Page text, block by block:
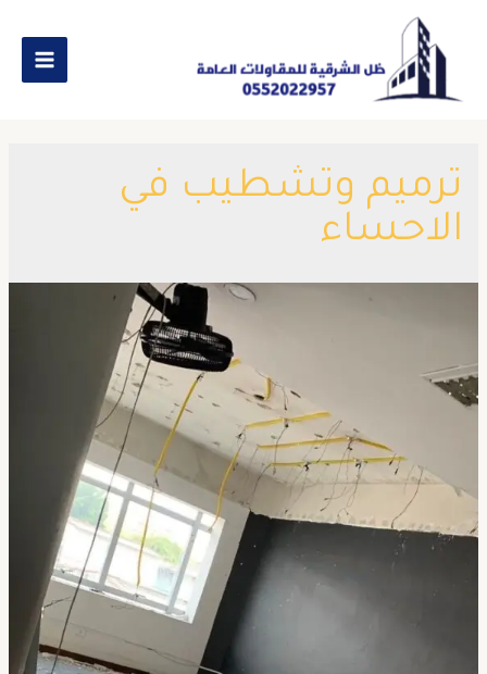
ترميم وتشطيب في
الاحساء